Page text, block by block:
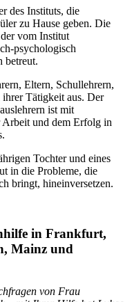
des Instituts, die
zu Hause geben. Die
vom Institut
psychologisch
betreut.
Eltern, Schullehrern,
Tätigkeit aus. Der
ist mit
und dem Erfolg in
Tochter und eines
in die Probleme, die
bringt, hineinversetzen.
in Frankfurt,
Mainz und
von Frau